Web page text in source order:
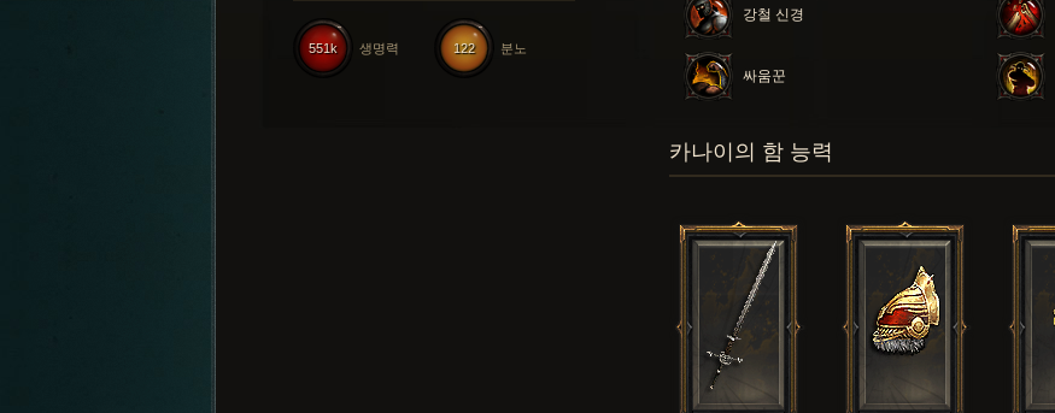
강철 신경
싸움꾼
122 분노
551k 생명력
카나이의 함 능력